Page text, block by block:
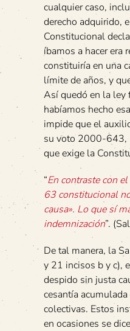
cualquier caso,
derecho adquirido,
Constitucional
íbamos a hacer
constituiría en una
límite de años, y
Así quedó en la ley
habíamos hecho
impide que el
su voto 2000-643,
que exige la
“En contraste con
63 constitucional
causa». Lo que sí
indemnización”.
De tal manera, la
y 21 incisos b y c),
despido sin justa
cesantía
colectivas. Estos
en ocasiones se